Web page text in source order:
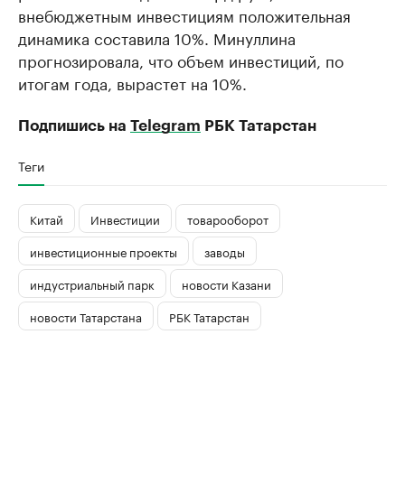
внебюджетным инвестициям положительная
динамика составила 10%. Минуллина
прогнозировала, что объем инвестиций, по
итогам года, вырастет на 10%.
Подпишись на Telegram РБК Татарстан
Теги
Китай Инвестиции
товарооборот
инвестиционные проекты
заводы
индустриальный парк
новости Казани
новости Татарстана
РБК Татарстан